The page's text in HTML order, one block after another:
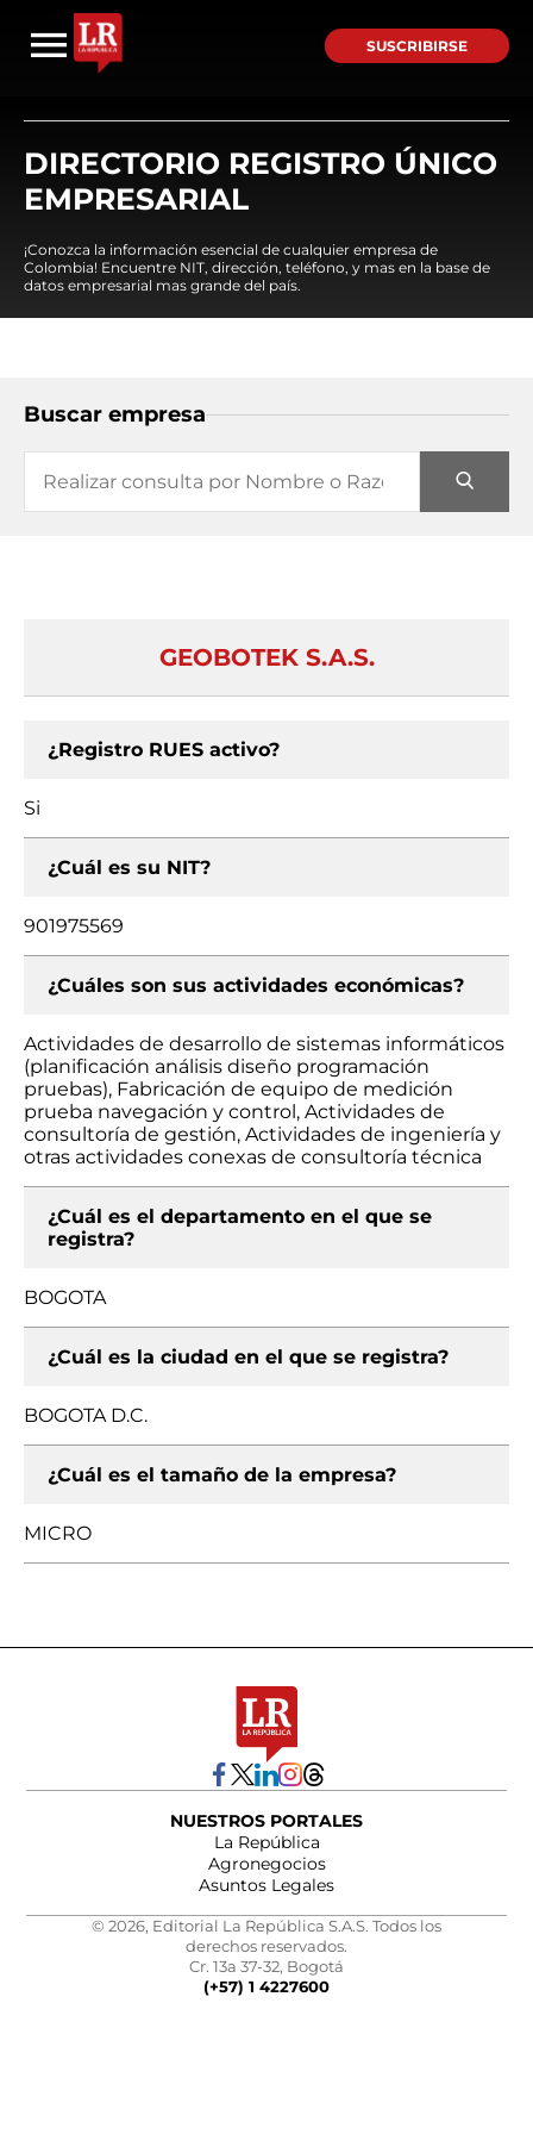
SUSCRIBIRSE
DIRECTORIO REGISTRO ÚNICO
EMPRESARIAL
¡Conozca la información esencial de cualquier empresa de
Colombia! Encuentre NIT, dirección, teléfono, y mas en la base de
datos empresarial mas grande del país.
Buscar empresa
GEOBOTEK S.A.S.
¿Registro RUES activo?
Si
¿Cuál es su NIT?
901975569
¿Cuáles son sus actividades económicas?
Actividades de desarrollo de sistemas informáticos
(planificación análisis diseño programación
pruebas), Fabricación de equipo de medición
prueba navegación y control, Actividades de
consultoría de gestión, Actividades de ingeniería y
otras actividades conexas de consultoría técnica
¿Cuál es el departamento en el que se
registra?
BOGOTA
¿Cuál es la ciudad en el que se registra?
BOGOTA D.C.
¿Cuál es el tamaño de la empresa?
MICRO
NUESTROS PORTALES
La República
Agronegocios
Asuntos Legales
© 2026, Editorial La República S.A.S. Todos los
derechos reservados.
Cr. 13a 37-32, Bogotá
(+57) 1 4227600